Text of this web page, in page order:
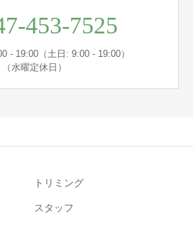
453-7525
- 19:00（土日: 9:00 - 19:00）
（水曜定休日）
トリミング
スタッフ